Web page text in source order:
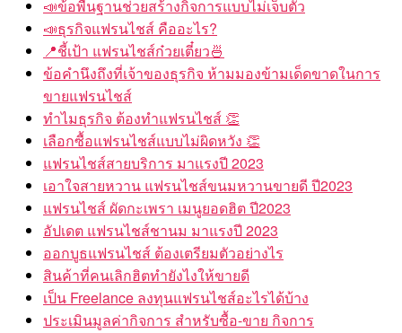
📣ข้อพื้นฐานช่วยสร้างกิจการแบบไม่เจ็บตัว
📣ธุรกิจแฟรนไชส์ คืออะไร?
📍ชี้เป้า แฟรนไชส์ก๋วยเตี๋ยว🍜
ข้อคำนึงถึงที่เจ้าของธุรกิจ ห้ามมองข้ามเด็ดขาดในการ
ขายแฟรนไชส์
ทำไมธุรกิจ ต้องทำแฟรนไชส์ 👏
เลือกซื้อแฟรนไชส์แบบไม่ผิดหวัง 👏
แฟรนไชส์สายบริการ มาแรงปี 2023
เอาใจสายหวาน แฟรนไชส์ขนมหวานขายดี ปี2023
แฟรนไชส์ ผัดกะเพรา เมนูยอดฮิต ปี2023
อัปเดต แฟรนไชส์ชานม มาแรงปี 2023
ออกบูธแฟรนไชส์ ต้องเตรียมตัวอย่างไร
สินค้าที่คนเลิกฮิตทำยังไงให้ขายดี
เป็น Freelance ลงทุนแฟรนไชส์อะไรได้บ้าง
ประเมินมูลค่ากิจการ สำหรับซื้อ-ขาย กิจการ